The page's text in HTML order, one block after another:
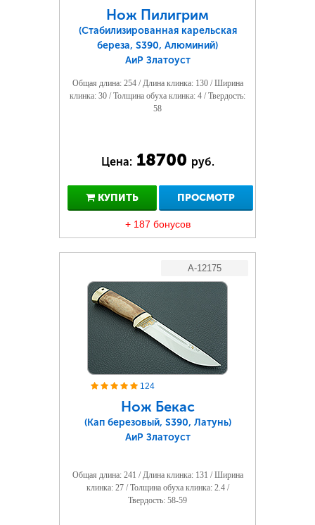
Нож Пилигрим
(Стабилизированная карельская
береза, S390, Алюминий)
АиР Златоуст
Общая длина: 254 / Длина клинка: 130 / Ширина
клинка: 30 / Толщина обуха клинка: 4 / Твердость:
58
Цена: 18700 руб.
КУПИТЬ ПРОСМОТР
+ 187 бонусов
A-12175
124
Нож Бекас
(Кап березовый, S390, Латунь)
АиР Златоуст
Общая длина: 241 / Длина клинка: 131 / Ширина
клинка: 27 / Толщина обуха клинка: 2.4 /
Твердость: 58-59